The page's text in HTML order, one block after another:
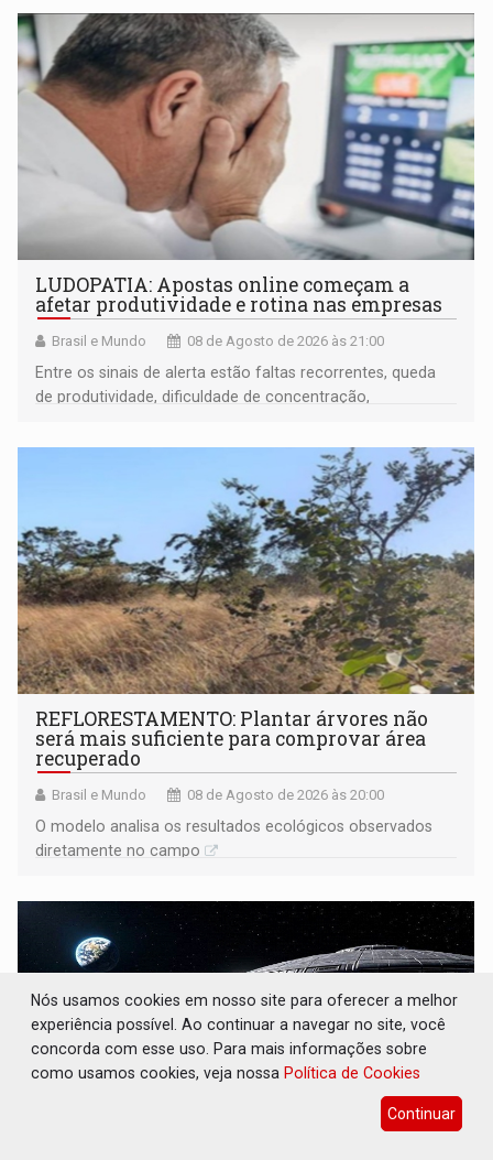
LUDOPATIA: Apostas online começam a
afetar produtividade e rotina nas empresas
Brasil e Mundo 08 de Agosto de 2026 às 21:00
Entre os sinais de alerta estão faltas recorrentes, queda
de produtividade, dificuldade de concentração,
REFLORESTAMENTO: Plantar árvores não
será mais suficiente para comprovar área
recuperado
Brasil e Mundo 08 de Agosto de 2026 às 20:00
O modelo analisa os resultados ecológicos observados
diretamente no campo
Nós usamos cookies em nosso site para oferecer a melhor
experiência possível. Ao continuar a navegar no site, você
concorda com esse uso. Para mais informações sobre
como usamos cookies, veja nossa Política de Cookies
Continuar